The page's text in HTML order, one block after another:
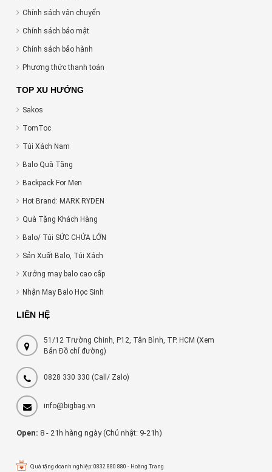
Chính sách vận chuyển
Chính sách bảo mật
Chính sách bảo hành
Phương thức thanh toán
TOP XU HƯỚNG
Sakos
TomToc
Túi Xách Nam
Balo Quà Tặng
Backpack For Men
Hot Brand: MARK RYDEN
Quà Tặng Khách Hàng
Balo/ Túi SỨC CHỨA LỚN
Sản Xuất Balo, Túi Xách
Xưởng may balo cao cấp
Nhận May Balo Học Sinh
LIÊN HỆ
51/12 Trường Chinh, P12, Tân Bình, TP. HCM (Xem
Bản Đồ chỉ đường)
0828 330 330 (Call/ Zalo)
info@bigbag.vn
Open: 8 - 21h hàng ngày (Chủ nhật: 9-21h)
Quà tặng doanh nghiệp: 0832 880 880 - Hoàng Trang